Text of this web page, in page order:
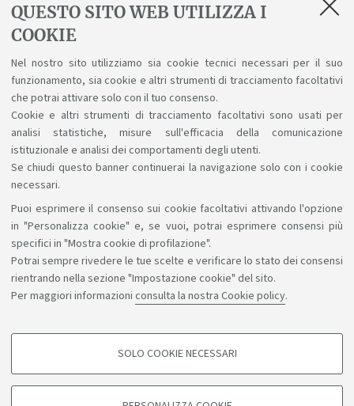
QUESTO SITO WEB UTILIZZA I
COOKIE
Nel nostro sito utilizziamo sia cookie tecnici necessari per il suo
funzionamento, sia cookie e altri strumenti di tracciamento facoltativi
che potrai attivare solo con il tuo consenso.
Cookie e altri strumenti di tracciamento facoltativi sono usati per
analisi statistiche, misure sull'efficacia della comunicazione
istituzionale e analisi dei comportamenti degli utenti.
Se chiudi questo banner continuerai la navigazione solo con i cookie
necessari.
Puoi esprimere il consenso sui cookie facoltativi attivando l'opzione
in "Personalizza cookie" e, se vuoi, potrai esprimere consensi più
specifici in "Mostra cookie di profilazione".
Potrai sempre rivedere le tue scelte e verificare lo stato dei consensi
rientrando nella sezione "Impostazione cookie" del sito.
Per maggiori informazioni consulta la nostra Cookie policy.
COOKIE DI PROFILAZIONE - FACOLTATIVI
SOLO COOKIE NECESSARI
Consulta le Date di Uscita e le Esperienze dei
Vincitori
Sosteniamo il diritto alla conoscenza
Seguici su: